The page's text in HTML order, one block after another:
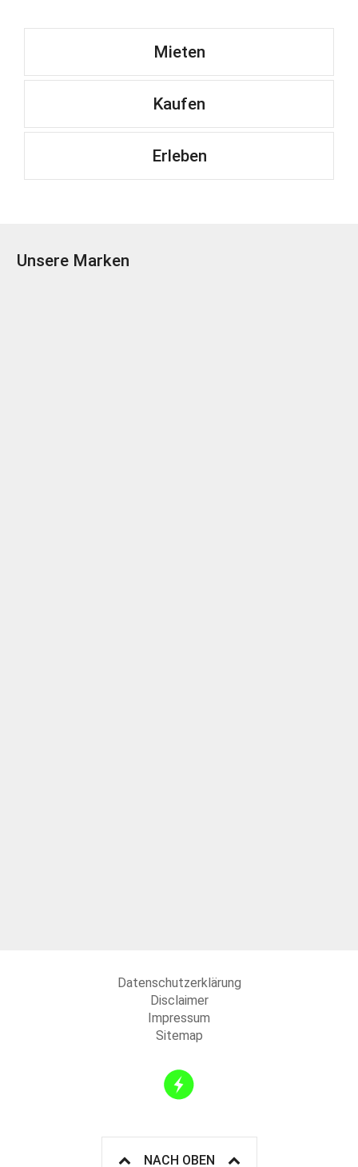
Mieten
Kaufen
Erleben
Unsere Marken
Datenschutzerklärung
Disclaimer
Impressum
Sitemap
NACH OBEN